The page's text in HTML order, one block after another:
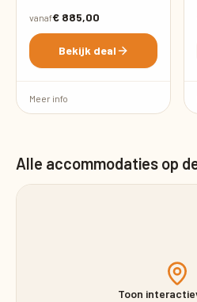
vanaf€ 885,00
Bekijk deal
Meer info
Alle accommodaties op
Toon